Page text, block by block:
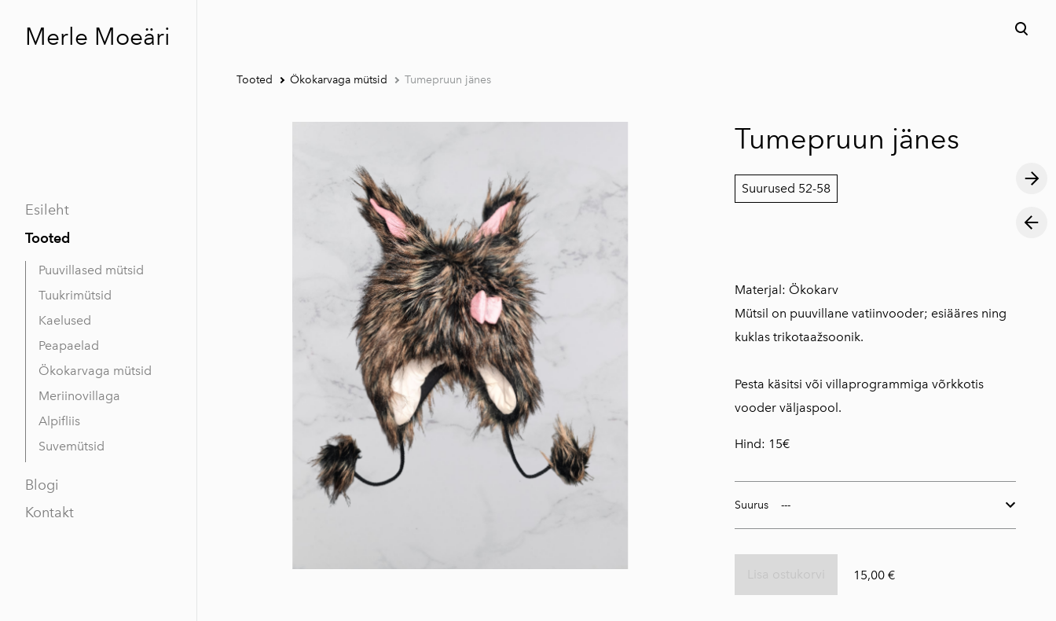
Merle Moeäri
Esileht
Tooted
Puuvillased mütsid
Tuukrimütsid
Kaelused
Peapaelad
Ökokarvaga mütsid
Meriinovillaga
Alpifliis
Suvemütsid
Blogi
Kontakt
Tooted Ökokarvaga mütsid Tumepruun jänes
Tumepruun jänes
Suurused 52-58
Materjal: Ökokarv
Mütsil on puuvillane vatiinvooder; esiääres ning
kuklas trikotaažsoonik.
Pesta käsitsi või villaprogrammiga võrkkotis
vooder väljaspool.
Hind: 15€
Suurus
15,00 €